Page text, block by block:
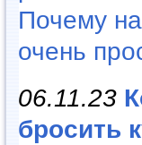
Почему
очень
06.11.23
бросить